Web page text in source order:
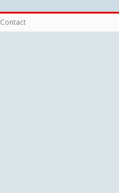
Contact